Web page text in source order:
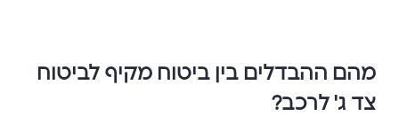
מהם ההבדלים בין ביטוח מקיף לביטוח
צד ג' לרכב?